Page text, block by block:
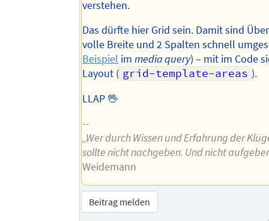
verstehen.
Das dürfte hier Grid sein. Damit sind
volle Breite und 2 Spalten schnell
Beispiel immedia query) – mit im Code
Layout ( grid-template-areas ).
LLAP 🖖
--
„Wer durch Wissen und Erfahrung der
sollte nicht nachgeben. Und nicht
Weidemann
Beitrag melden